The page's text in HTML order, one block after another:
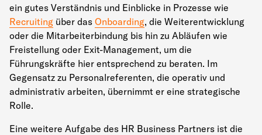
ein gutes Verständnis und Einblicke in Prozesse wie
Recruiting über das Onboarding, die Weiterentwicklung
oder die Mitarbeiterbindung bis hin zu Abläufen wie
Freistellung oder Exit-Management, um die
Führungskräfte hier entsprechend zu beraten. Im
Gegensatz zu Personalreferenten, die operativ und
administrativ arbeiten, übernimmt er eine strategische
Rolle.
Eine weitere Aufgabe des HR Business Partners ist die